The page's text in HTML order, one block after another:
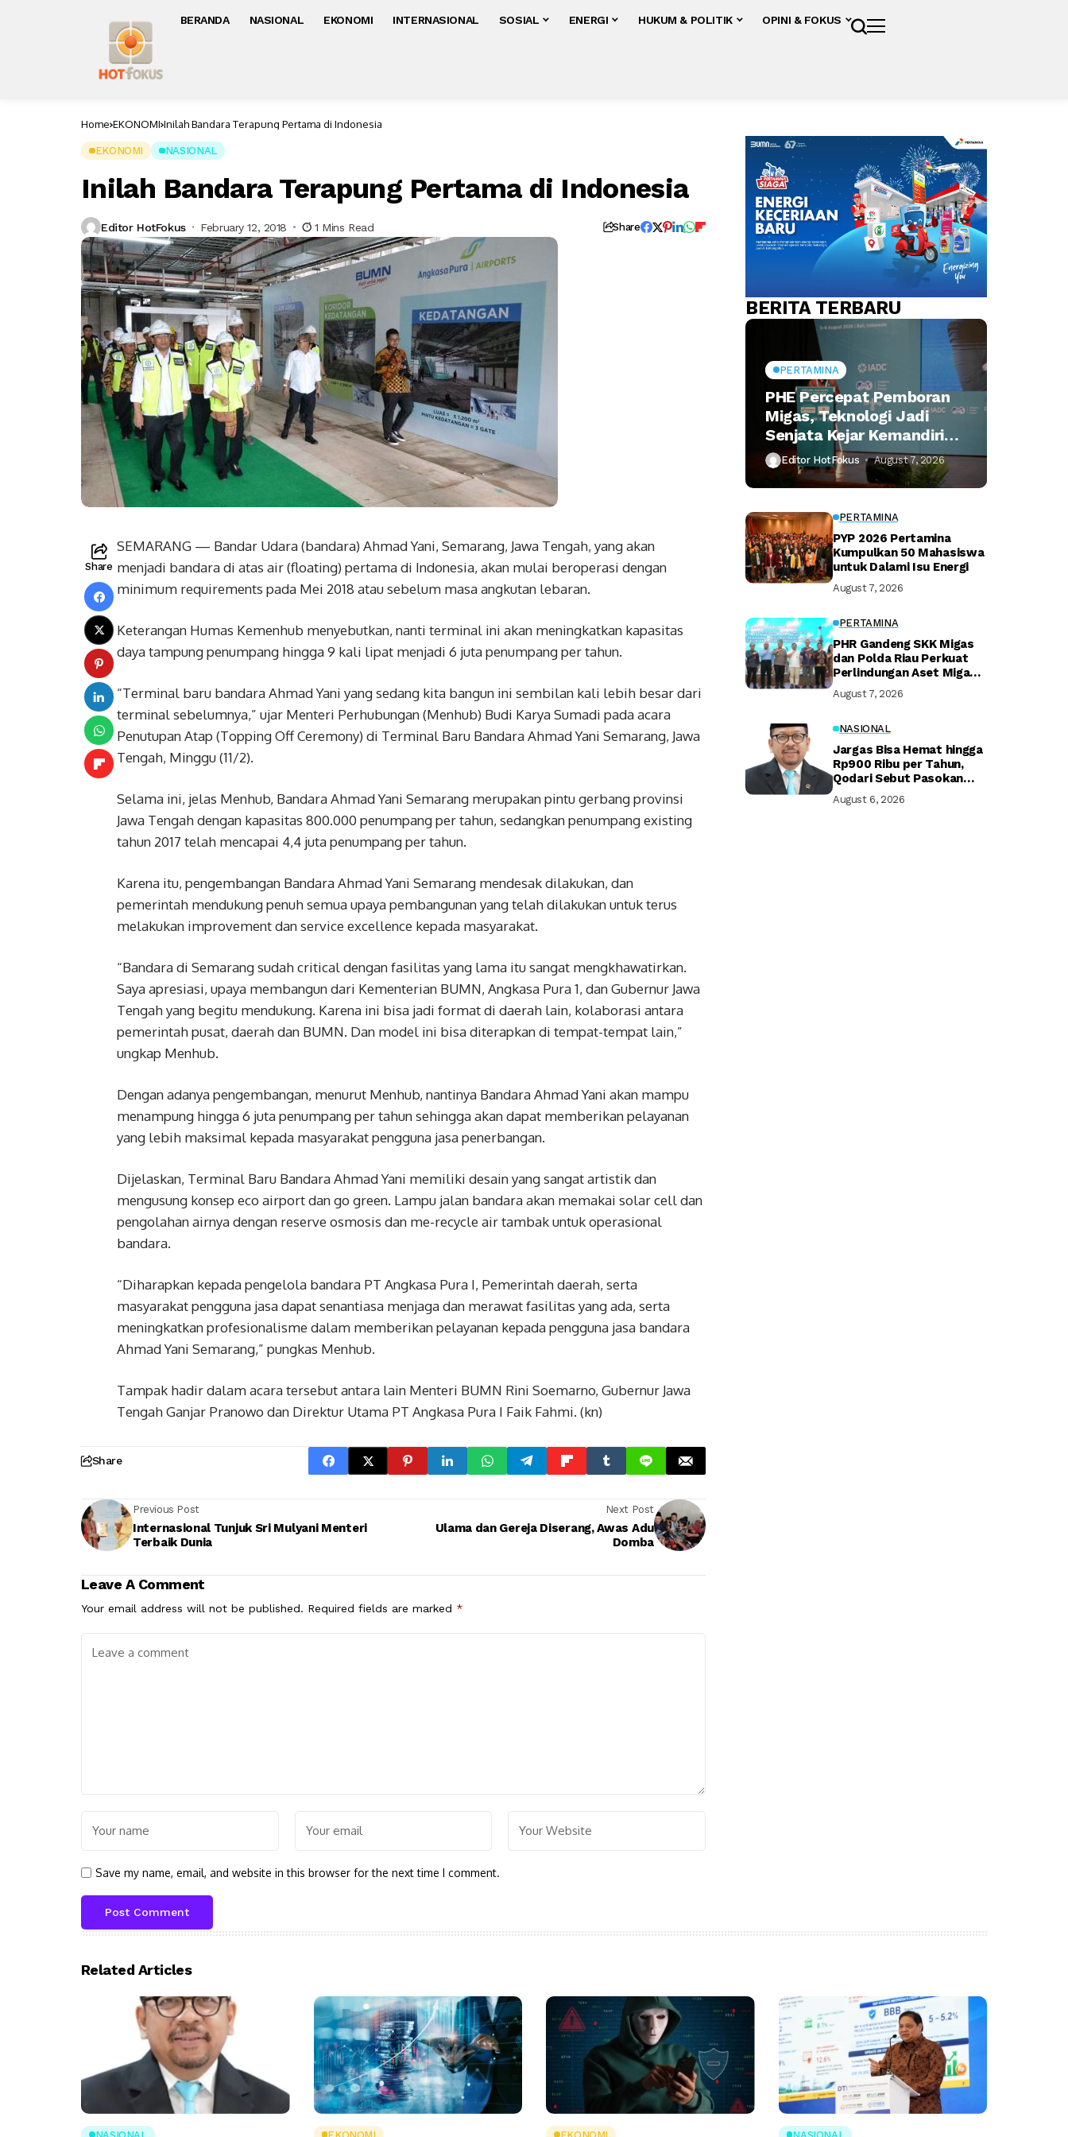
BERANDA NASIONAL EKONOMI INTERNASIONAL SOSIAL ENERGI HUKUM & POLITIK OPINI & FOKUS
Home EKONOMI Inilah Bandara Terapung Pertama di Indonesia
EKONOMI NASIONAL
Inilah Bandara Terapung Pertama di Indonesia
Editor HotFokus February 12, 2018 1 Mins Read Share
Share
SEMARANG — Bandar Udara (bandara) Ahmad Yani, Semarang, Jawa Tengah, yang akan
menjadi bandara di atas air (floating) pertama di Indonesia, akan mulai beroperasi dengan
minimum requirements pada Mei 2018 atau sebelum masa angkutan lebaran.
Keterangan Humas Kemenhub menyebutkan, nanti terminal ini akan meningkatkan kapasitas
daya tampung penumpang hingga 9 kali lipat menjadi 6 juta penumpang per tahun.
“Terminal baru bandara Ahmad Yani yang sedang kita bangun ini sembilan kali lebih besar dari
terminal sebelumnya,” ujar Menteri Perhubungan (Menhub) Budi Karya Sumadi pada acara
Penutupan Atap (Topping Off Ceremony) di Terminal Baru Bandara Ahmad Yani Semarang, Jawa
Tengah, Minggu (11/2).
Selama ini, jelas Menhub, Bandara Ahmad Yani Semarang merupakan pintu gerbang provinsi
Jawa Tengah dengan kapasitas 800.000 penumpang per tahun, sedangkan penumpang existing
tahun 2017 telah mencapai 4,4 juta penumpang per tahun.
Karena itu, pengembangan Bandara Ahmad Yani Semarang mendesak dilakukan, dan
pemerintah mendukung penuh semua upaya pembangunan yang telah dilakukan untuk terus
melakukan improvement dan service excellence kepada masyarakat.
“Bandara di Semarang sudah critical dengan fasilitas yang lama itu sangat mengkhawatirkan.
Saya apresiasi, upaya membangun dari Kementerian BUMN, Angkasa Pura 1, dan Gubernur Jawa
Tengah yang begitu mendukung. Karena ini bisa jadi format di daerah lain, kolaborasi antara
pemerintah pusat, daerah dan BUMN. Dan model ini bisa diterapkan di tempat-tempat lain,”
ungkap Menhub.
Dengan adanya pengembangan, menurut Menhub, nantinya Bandara Ahmad Yani akan mampu
menampung hingga 6 juta penumpang per tahun sehingga akan dapat memberikan pelayanan
yang lebih maksimal kepada masyarakat pengguna jasa penerbangan.
Dijelaskan, Terminal Baru Bandara Ahmad Yani memiliki desain yang sangat artistik dan
mengusung konsep eco airport dan go green. Lampu jalan bandara akan memakai solar cell dan
pengolahan airnya dengan reserve osmosis dan me-recycle air tambak untuk operasional
bandara.
“Diharapkan kepada pengelola bandara PT Angkasa Pura I, Pemerintah daerah, serta
masyarakat pengguna jasa dapat senantiasa menjaga dan merawat fasilitas yang ada, serta
meningkatkan profesionalisme dalam memberikan pelayanan kepada pengguna jasa bandara
Ahmad Yani Semarang,” pungkas Menhub.
Tampak hadir dalam acara tersebut antara lain Menteri BUMN Rini Soemarno, Gubernur Jawa
Tengah Ganjar Pranowo dan Direktur Utama PT Angkasa Pura I Faik Fahmi. (kn)
Share
Previous Post
Internasional Tunjuk Sri Mulyani Menteri
Terbaik Dunia
Next Post
Ulama dan Gereja Diserang, Awas Adu
Domba
Leave A Comment
Your email address will not be published. Required fields are marked *
Save my name, email, and website in this browser for the next time I comment.
BERITA TERBARU
PERTAMINA
PHE Percepat Pemboran
Migas, Teknologi Jadi
Senjata Kejar Kemandirian
Energi
Editor HotFokus August 7, 2026
PERTAMINA
PYP 2026 Pertamina
Kumpulkan 50 Mahasiswa
untuk Dalami Isu Energi
August 7, 2026
PERTAMINA
PHR Gandeng SKK Migas
dan Polda Riau Perkuat
Perlindungan Aset Migas
August 7, 2026
NASIONAL
Jargas Bisa Hemat hingga
Rp900 Ribu per Tahun,
Qodari Sebut Pasokan
August 6, 2026
Related Articles